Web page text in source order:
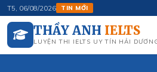
T5, 06/08/2026 TIN MỚI
THẦY ANH IELTS
LUYỆN THI IELTS UY TÍN HẢI